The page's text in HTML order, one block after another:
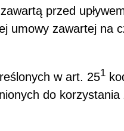
przed
umowy zawartej na
w art. 251
do korzystania